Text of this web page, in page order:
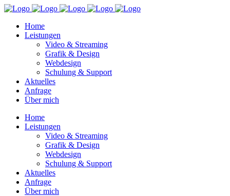
Home
Leistungen
Video & Streaming
Grafik & Design
Webdesign
Schulung & Support
Aktuelles
Anfrage
Über mich
Home
Leistungen
Video & Streaming
Grafik & Design
Webdesign
Schulung & Support
Aktuelles
Anfrage
Über mich